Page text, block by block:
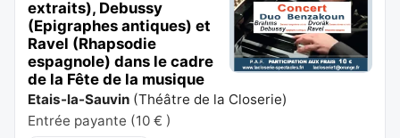
extraits), Debussy
(Epigraphes antiques) et
Ravel (Rhapsodie
espagnole) dans le cadre
de la Fête de la musique
Etais-la-Sauvin (Théâtre de la Closerie)
Entrée payante (10 € )